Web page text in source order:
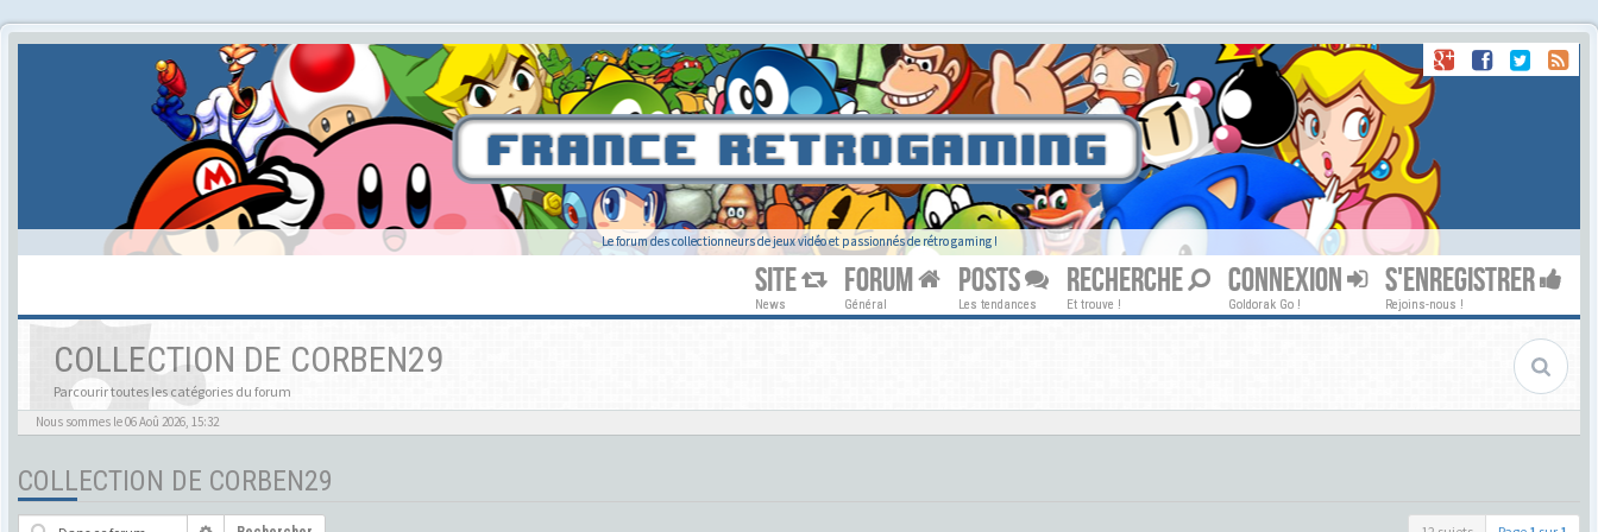
Le forum des collectionneurs de jeux vidéo et passionnés de rétro gaming !
SITE
News
FORUM
Général
POSTS
Les tendances
RECHERCHE
Et trouve !
CONNEXION
Goldorak Go !
S'ENREGISTRER
Rejoins-nous !
COLLECTION DE CORBEN29
Parcourir toutes les catégories du forum
Nous sommes le 06 Aoû 2026, 15:32
COLLECTION DE CORBEN29